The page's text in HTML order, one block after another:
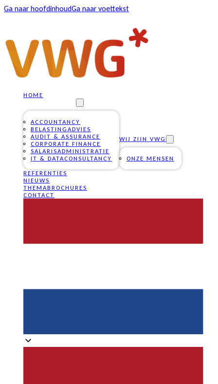
Ga naar hoofdinhoudGa naar voettekst
HOME
ACCOUNTANCY
BELASTINGADVIES
AUDIT & ASSURANCE
CORPORATE FINANCE
SALARISADMINISTRATIE
IT & DATACONSULTANCY
WIJ ZIJN VWG
ONZE MENSEN
REFERENTIES
NIEUWS
THEMABROCHURES
CONTACT